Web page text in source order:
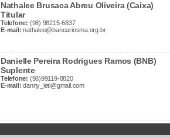
Nathalee Brusaca Abreu Oliveira (Caixa)
Titular
Telefone: (98) 98215-6837
E-mail: nathalee@bancariosma.org.br
Danielle Pereira Rodrigues Ramos (BNB)
Suplente
Telefone: (98)99119-8820
E-mail: danny_leti@gmail.com